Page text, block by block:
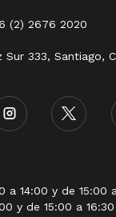
(2) 2676 2020
Sur 333, Santiago,
a 14:00 y de 15:00
y de 15:00 a